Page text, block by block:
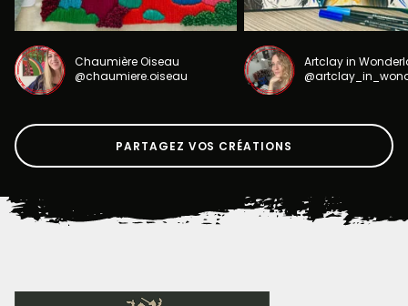
Chaumière Oiseau
@chaumiere.oiseau
Artclay in
PARTAGEZ VOS CRÉATIONS